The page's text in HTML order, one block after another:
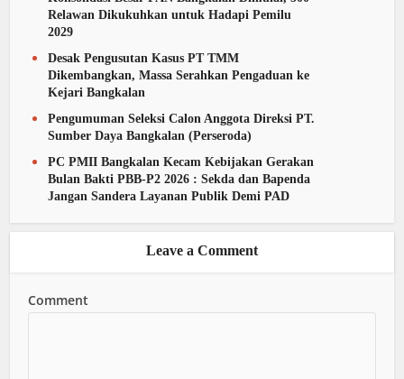
Relawan Dikukuhkan untuk Hadapi Pemilu
2029
Desak Pengusutan Kasus PT TMM
Dikembangkan, Massa Serahkan Pengaduan ke
Kejari Bangkalan
Pengumuman Seleksi Calon Anggota Direksi PT.
Sumber Daya Bangkalan (Perseroda)
PC PMII Bangkalan Kecam Kebijakan Gerakan
Bulan Bakti PBB-P2 2026 : Sekda dan Bapenda
Jangan Sandera Layanan Publik Demi PAD
Leave a Comment
Comment